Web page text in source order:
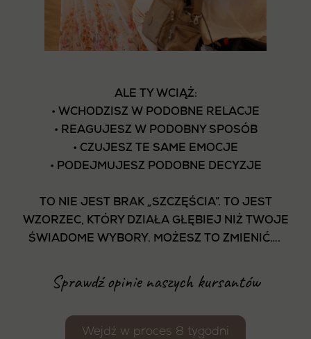
Sprawdź opinie naszych kursantów
ALE TY WCIĄŻ:
• WCHODZISZ W PODOBNE RELACJE
• REAGUJESZ W PODOBNY SPOSÓB
• CZUJESZ TE SAME EMOCJE
• PODEJMUJESZ PODOBNE DECYZJE
TO NIE JEST BRAK „SZCZĘŚCIA”. TO JEST
WZORZEC, KTÓRY DZIAŁA GŁĘBIEJ NIŻ TWOJE
ŚWIADOME WYBORY. MOŻESZ TO ZMIENIĆ….
Wejdź w proces 8 tygodni